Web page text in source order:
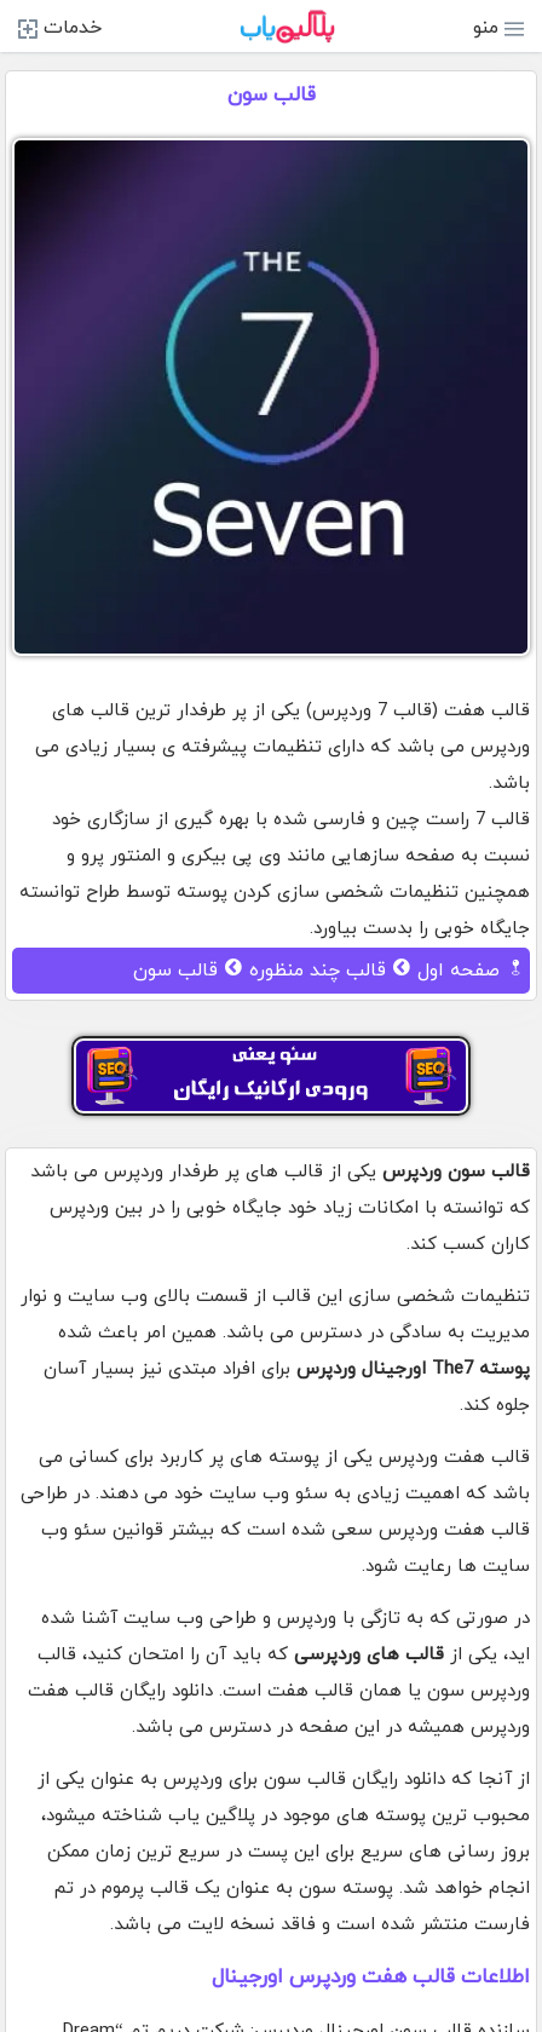
منو خدمات
قالب سون
قالب هفت (قالب 7 وردپرس) یکی از پر طرفدار ترین قالب های
وردپرس می باشد که دارای تنظیمات پیشرفته ی بسیار زیادی می
باشد.
قالب 7 راست چین و فارسی شده با بهره گیری از سازگاری خود
نسبت به صفحه سازهایی مانند وی پی بیکری و المنتور پرو و
همچنین تنظیمات شخصی سازی کردن پوسته توسط طراح توانسته
جایگاه خوبی را بدست بیاورد.
صفحه اول قالب چند منظوره قالب سون
قالب سون وردپرس یکی از قالب های پر طرفدار وردپرس می باشد
که توانسته با امکانات زیاد خود جایگاه خوبی را در بین وردپرس
کاران کسب کند.
تنظیمات شخصی سازی این قالب از قسمت بالای وب سایت و نوار
مدیریت به سادگی در دسترس می باشد. همین امر باعث شده
پوسته The7 اورجینال وردپرس
برای افراد مبتدی نیز بسیار آسان
جلوه کند.
قالب هفت وردپرس یکی از پوسته های پر کاربرد برای کسانی می
باشد که اهمیت زیادی به سئو وب سایت خود می دهند. در طراحی
قالب هفت وردپرس سعی شده است که بیشتر قوانین سئو وب
سایت ها رعایت شود.
در صورتی که به تازگی با وردپرس و طراحی وب سایت آشنا شده
اید، یکی از قالب های وردپرسی که باید آن را امتحان کنید، قالب
وردپرس سون یا همان قالب هفت است. دانلود رایگان قالب هفت
وردپرس همیشه در این صفحه در دسترس می باشد.
از آنجا که دانلود رایگان قالب سون برای وردپرس به عنوان یکی از
محبوب ترین پوسته های موجود در پلاگین یاب شناخته میشود،
بروز رسانی های سریع برای این پست در سریع ترین زمان ممکن
انجام خواهد شد. پوسته سون به عنوان یک قالب پرموم در تم
فارست منتشر شده است و فاقد نسخه لایت می باشد.
اطلاعات قالب هفت وردپرس اورجینال